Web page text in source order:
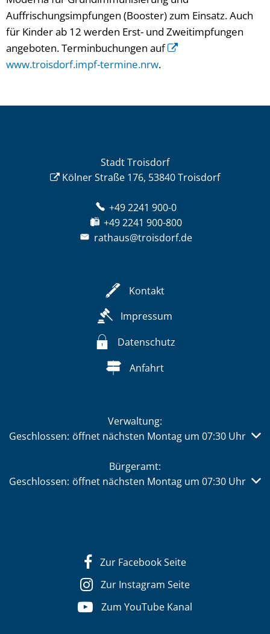
Auffrischungsimpfungen (Booster) zum Einsatz. Auch
für Kinder ab 12 werden Erst- und Zweitimpfungen
angeboten. Terminbuchungen auf
www.troisdorf.impf-termine.nrw.
Stadt Troisdorf
Kölner Straße 176, 53840 Troisdorf
+49 2241 900-0
+49 2241 900-800
rathaus@troisdorf.de
Kontakt
Impressum
Datenschutz
Anfahrt
Verwaltung:
Klicken, um weitere Öffnungs- oder Schließzeiten
Geschlossen: öffnet nächsten Montag um 07:30 Uhr
Bürgeramt:
Klicken, um weitere Öffnungs- oder Schließzeiten
Geschlossen: öffnet nächsten Montag um 07:30 Uhr
Zur Facebook Seite
Zur Instagram Seite
Zum YouTube Kanal